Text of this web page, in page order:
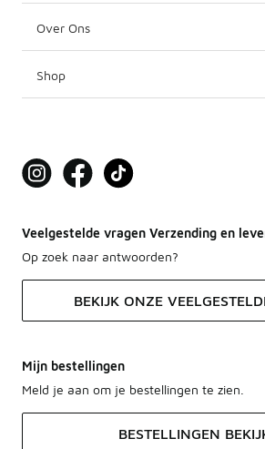
Over Ons
Shop
Veelgestelde vragen Verzending en
Op zoek naar antwoorden?
BEKIJK ONZE
Mijn bestellingen
Meld je aan om je bestellingen te zien.
BESTELLINGEN